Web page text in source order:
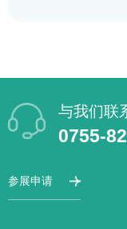
与我们联
0755-
参展申请